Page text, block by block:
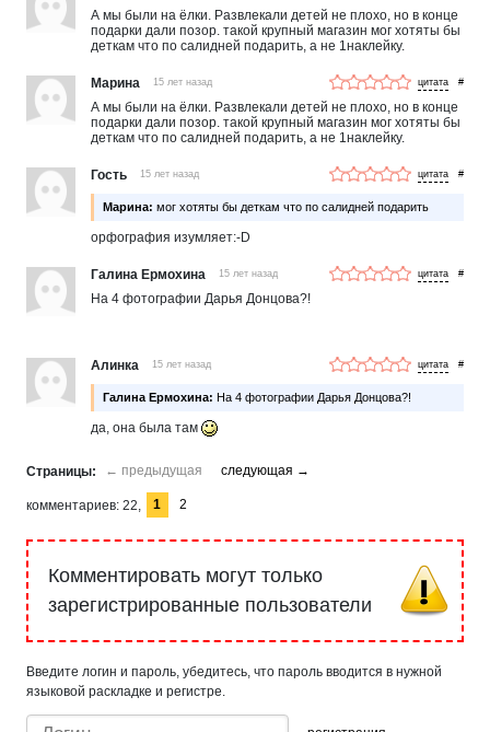
А мы были на ёлки. Развлекали детей не плохо, но в конце
подарки дали позор. такой крупный магазин мог хотяты бы
деткам что по салидней подарить, а не 1наклейку.
Марина 15 лет назад #
А мы были на ёлки. Развлекали детей не плохо, но в конце
подарки дали позор. такой крупный магазин мог хотяты бы
деткам что по салидней подарить, а не 1наклейку.
Гость 15 лет назад #
Марина: мог хотяты бы деткам что по салидней подарить
орфография изумляет:-D
Галина Ермохина 15 лет назад #
На 4 фотографии Дарья Донцова?!
Алинка 15 лет назад #
Галина Ермохина: На 4 фотографии Дарья Донцова?!
да, она была там
комментариев 22 1 2
Комментировать могут только
зарегистрированные пользователи
Введите логин и пароль, убедитесь, что пароль вводится в нужной
языковой раскладке и регистре.